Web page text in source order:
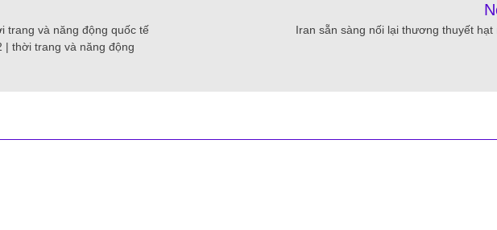
trang và năng động quốc tế
| thời trang và năng động
Iran sẵn sàng nối lại thương thuyết hạt